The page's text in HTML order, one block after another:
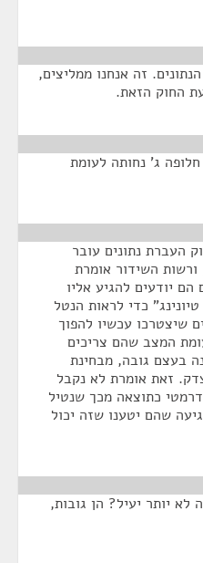
זה אנחנו ממליצים,
החוק הזאת.
ג' נחותה לעומת
העברת נתונים עובר
השידור אומרת
יודעים להגיע אליו
כדי לראות הנטל
שיצטרכו עכשיו להפוך
המצב שהם צריכים
בעצם גובה, מבחינת
זאת אומרת לא נקבל
כתוצאה מכך שנטיל
שהם יטענו שזה יכול
יותר יעיל? הן גובות,